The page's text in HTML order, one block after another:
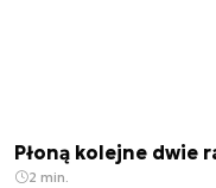
Płoną kolejne dwie
2 min.